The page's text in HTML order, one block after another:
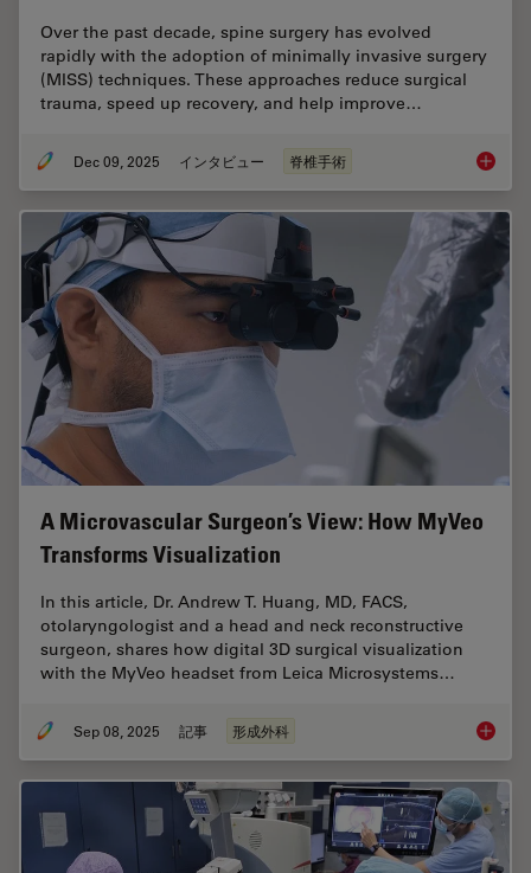
Over the past decade, spine surgery has evolved
rapidly with the adoption of minimally invasive surgery
(MISS) techniques. These approaches reduce surgical
trauma, speed up recovery, and help improve…
Dec 09, 2025 インタビュー 脊椎手術
A Microvascular Surgeon’s View: How MyVeo
Transforms Visualization
In this article, Dr. Andrew T. Huang, MD, FACS,
otolaryngologist and a head and neck reconstructive
surgeon, shares how digital 3D surgical visualization
with the MyVeo headset from Leica Microsystems…
Sep 08, 2025 記事 形成外科 A